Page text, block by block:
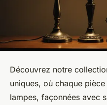
Découvrez notre
uniques, où chaque
lampes, façonnées avec